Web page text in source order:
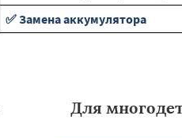
✅ Замена аккумулятора
Для